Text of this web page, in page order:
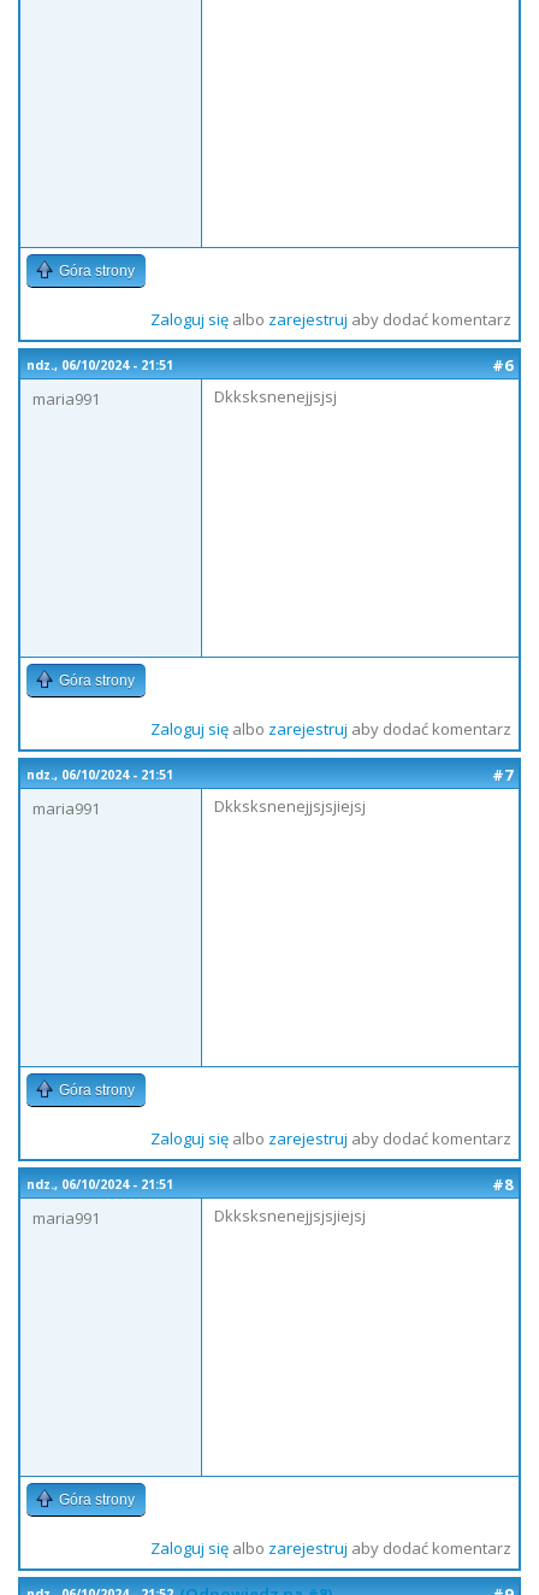
Góra strony
Zaloguj sięalbo zarejestruj aby dodać komentarz
ndz., 06/10/2024 - 21:51
#6
maria991
Dkksksnenejjsjsj
Góra strony
Zaloguj sięalbo zarejestruj aby dodać komentarz
ndz., 06/10/2024 - 21:51
#7
maria991
Dkksksnenejjsjsjiejsj
Góra strony
Zaloguj sięalbo zarejestruj aby dodać komentarz
ndz., 06/10/2024 - 21:51
#8
maria991
Dkksksnenejjsjsjiejsj
Góra strony
Zaloguj sięalbo zarejestruj aby dodać komentarz